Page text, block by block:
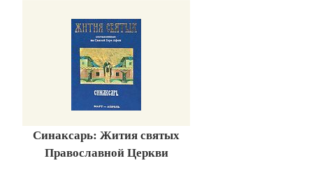
Синаксарь: Жития святых
Православной Церкви